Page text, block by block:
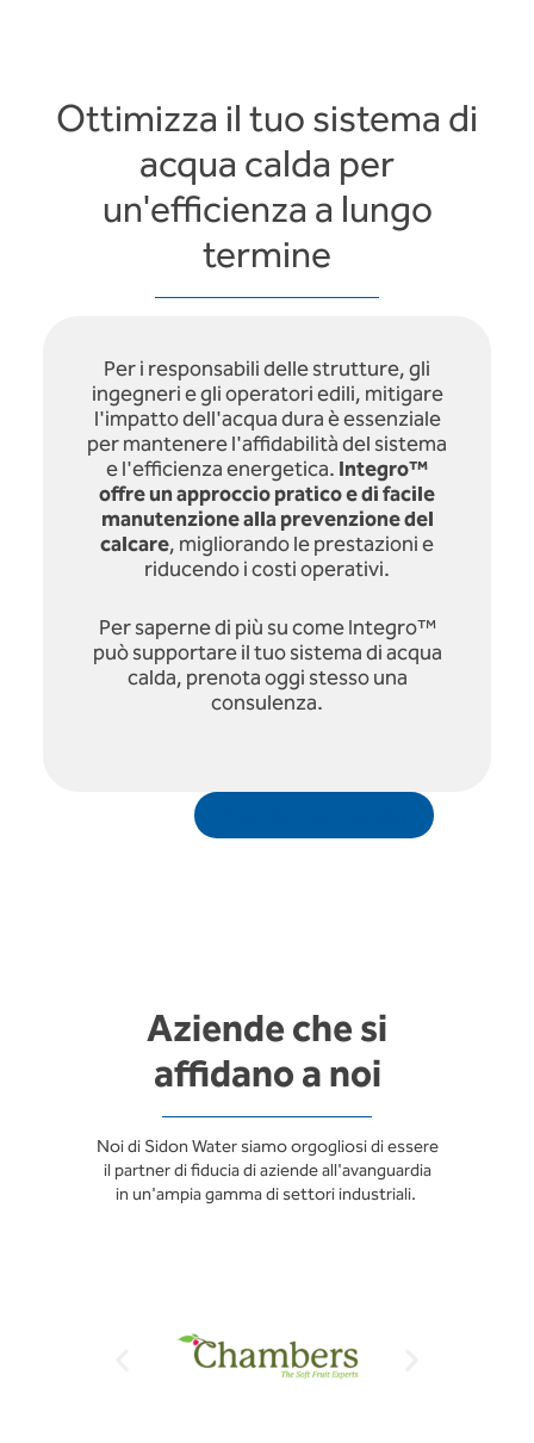
Ottimizza il tuo sistema di
acqua calda per
un'efficienza a lungo
termine
Per i responsabili delle strutture, gli
ingegneri e gli operatori edili, mitigare
l'impatto dell'acqua dura è essenziale
per mantenere l'affidabilità del sistema
e l'efficienza energetica.Integro™
offre un approccio pratico e di facile
manutenzione alla prevenzione del
calcare, migliorando le prestazioni e
riducendo i costi operativi.
Per saperne di più su come Integro™
può supportare il tuo sistema di acqua
calda, prenota oggi stesso una
consulenza.
Aziende che si
affidano a noi
Noi di Sidon Water siamo orgogliosi di essere
il partner di fiducia di aziende all'avanguardia
in un'ampia gamma di settori industriali.